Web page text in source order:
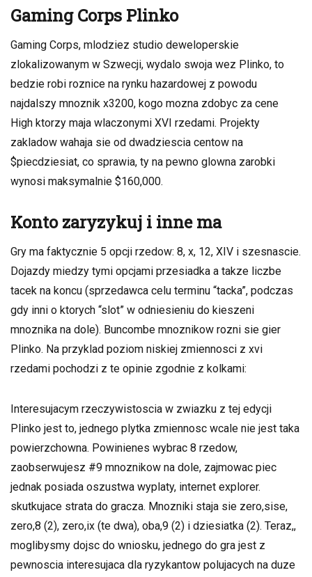
Gaming Corps Plinko
Gaming Corps, mlodziez studio deweloperskie
zlokalizowanym w Szwecji, wydalo swoja wez Plinko, to
bedzie robi roznice na rynku hazardowej z powodu
najdalszy mnoznik x3200, kogo mozna zdobyc za cene
High ktorzy maja wlaczonymi XVI rzedami. Projekty
zakladow wahaja sie od dwadziescia centow na
$piecdziesiat, co sprawia, ty na pewno glowna zarobki
wynosi maksymalnie $160,000.
Konto zaryzykuj i inne ma
Gry ma faktycznie 5 opcji rzedow: 8, x, 12, XIV i szesnascie.
Dojazdy miedzy tymi opcjami przesiadka a takze liczbe
tacek na koncu (sprzedawca celu terminu “tacka”, podczas
gdy inni o ktorych “slot” w odniesieniu do kieszeni
mnoznika na dole). Buncombe mnoznikow rozni sie gier
Plinko. Na przyklad poziom niskiej zmiennosci z xvi
rzedami pochodzi z te opinie zgodnie z kolkami:
Interesujacym rzeczywistoscia w zwiazku z tej edycji
Plinko jest to, jednego plytka zmiennosc wcale nie jest taka
powierzchowna. Powinienes wybrac 8 rzedow,
zaobserwujesz #9 mnoznikow na dole, zajmowac piec
jednak posiada oszustwa wyplaty, internet explorer.
skutkujace strata do gracza. Mnozniki staja sie zero,sise,
zero,8 (2), zero,ix (te dwa), oba,9 (2) i dziesiatka (2). Teraz,,
moglibysmy dojsc do wniosku, jednego do gra jest z
pewnoscia interesujaca dla ryzykantow polujacych na duze